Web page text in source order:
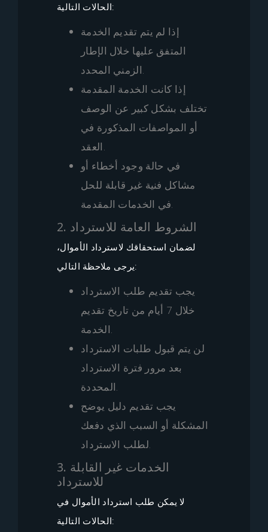
الحالات التالية:
إذا لم يتم تقديم الخدمة
المتفق عليها خلال الإطار
الزمني المحدد.
إذا كانت الخدمة المقدمة
تختلف بشكل كبير عن الوصف
أو المواصفات المذكورة في
العقد.
في حالة وجود أخطاء أو
مشاكل فنية غير قابلة للحل
في الخدمات المقدمة.
2. الشروط العامة للاسترداد
لضمان استحقاقك لاسترداد الأموال،
يرجى ملاحظة التالي:
يجب تقديم طلب الاسترداد
خلال 7 أيام من تاريخ تقديم
الخدمة.
لن يتم قبول طلبات الاسترداد
بعد مرور فترة الاسترداد
المحددة.
يجب تقديم دليل يوضح
المشكلة أو السبب الذي دفعك
لطلب الاسترداد.
3. الخدمات غير القابلة
للاسترداد
لا يمكن طلب استرداد الأموال في
الحالات التالية: